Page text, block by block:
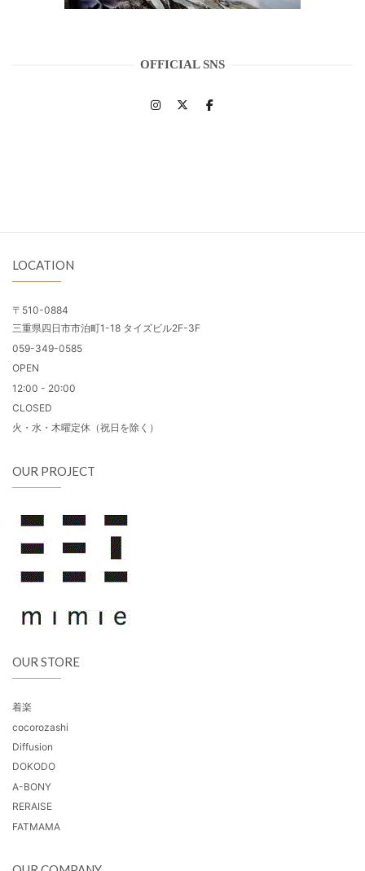
OFFICIAL SNS
LOCATION
〒510-0884
三重県四日市市泊町1-18 タイズビル2F-3F
059-349-0585
OPEN
12:00 - 20:00
CLOSED
火・水・木曜定休（祝日を除く）
OUR PROJECT
OUR STORE
着楽
cocorozashi
Diffusion
DOKODO
A-BONY
RERAISE
FATMAMA